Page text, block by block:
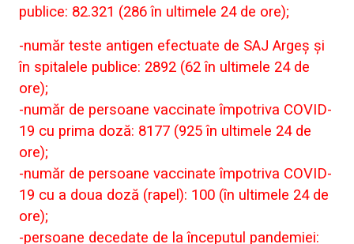
publice: 82.321 (286 în ultimele 24 de ore);
-număr teste antigen efectuate de SAJ Argeș și
în spitalele publice: 2892 (62 în ultimele 24 de
ore);
-număr de persoane vaccinate împotriva COVID-
19 cu prima doză: 8177 (925 în ultimele 24 de
ore);
-număr de persoane vaccinate împotriva COVID-
19 cu a doua doză (rapel): 100 (în ultimele 24 de
ore);
-persoane decedate de la începutul pandemiei: